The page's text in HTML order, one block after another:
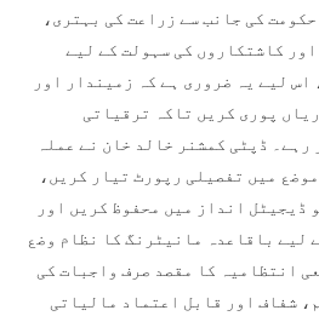
کی جانب سے زراعت کی بہتری،
کاشتکاروں کی سہولت کے لیے
لیے یہ ضروری ہے کہ زمیندار اور
پوری کریں تاکہ ترقیاتی
ڈپٹی کمشنر خالد خان نے عملہ
میں تفصیلی رپورٹ تیار کریں،
ڈیجیٹل انداز میں محفوظ کریں اور
لیے باقاعدہ مانیٹرنگ کا نظام وضع
انتظامیہ کا مقصد صرف واجبات کی
شفاف اور قابل اعتماد مالیاتی